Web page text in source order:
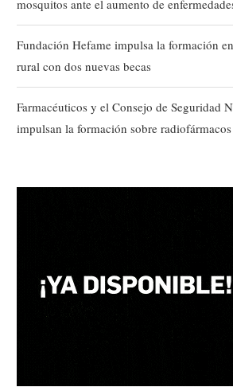
mosquitos ante el aumento de
Fundación Hefame impulsa la formación
rural con dos nuevas becas
Farmacéuticos y el Consejo de Seguridad
impulsan la formación sobre radiofármacos